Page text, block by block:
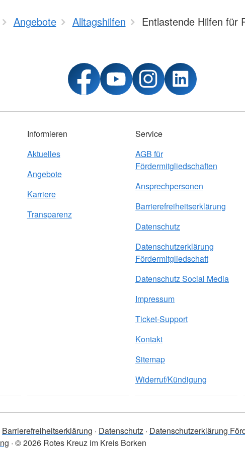
Angebote Alltagshilfen Entlastende Hilfen für
Informieren
Aktuelles
Angebote
Karriere
Transparenz
Service
AGB für
Fördermitgliedschaften
Ansprechpersonen
Barrierefreiheitserklärung
Datenschutz
Datenschutzerklärung
Fördermitgliedschaft
Datenschutz Social Media
Impressum
Ticket-Support
Kontakt
Sitemap
Widerruf/Kündigung
Barrierefreiheitserklärung Datenschutz Datenschutzerklärung
© 2026 Rotes Kreuz im Kreis Borken